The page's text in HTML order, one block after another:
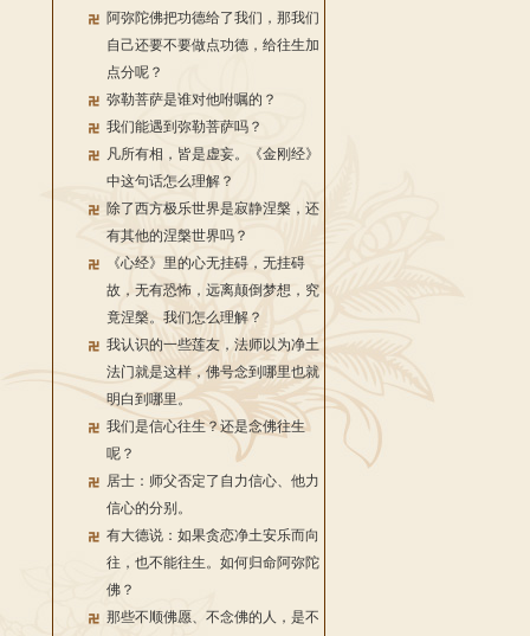
阿弥陀佛把功德给了我们，那我们
自己还要不要做点功德，给往生加
点分呢？
弥勒菩萨是谁对他咐嘱的？
我们能遇到弥勒菩萨吗？
凡所有相，皆是虚妄。《金刚经》
中这句话怎么理解？
除了西方极乐世界是寂静涅槃，还
有其他的涅槃世界吗？
《心经》里的心无挂碍，无挂碍
故，无有恐怖，远离颠倒梦想，究
竟涅槃。我们怎么理解？
我认识的一些莲友，法师以为净土
法门就是这样，佛号念到哪里也就
明白到哪里。
我们是信心往生？还是念佛往生
呢？
居士：师父否定了自力信心、他力
信心的分别。
有大德说：如果贪恋净土安乐而向
往，也不能往生。如何归命阿弥陀
佛？
那些不顺佛愿、不念佛的人，是不